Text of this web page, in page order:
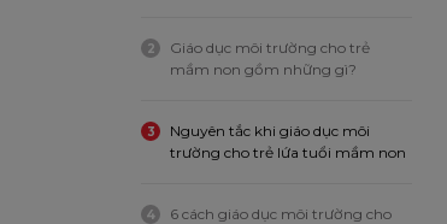
2
Giáo dục môi trường cho trẻ
mầm non gồm những gì?
3
Nguyên tắc khi giáo dục môi
trường cho trẻ lứa tuổi mầm non
4
6 cách giáo dục môi trường cho